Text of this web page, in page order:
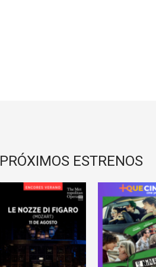
PRÓXIMOS ESTRENOS